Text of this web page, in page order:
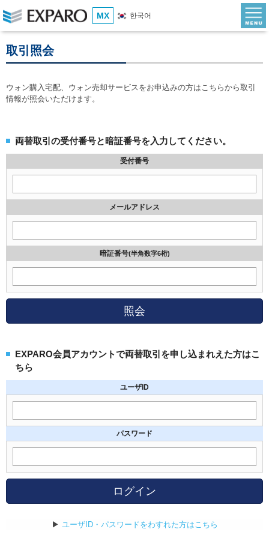
MX 한국어
取引照会
ウォン購入宅配、ウォン売却サービスをお申込みの方はこちらから取引
情報が照会いただけます。
両替取引の受付番号と暗証番号を入力してください。
受付番号
メールアドレス
暗証番号(半角数字6桁)
照会
EXPARO会員アカウントで両替取引を申し込まれえた方はこ
ちら
ユーザID
パスワード
ログイン
▶ ユーザID・パスワードをわすれた方はこちら